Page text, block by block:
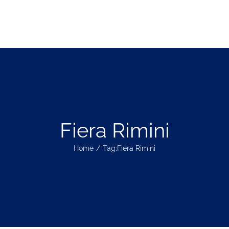
Fiera Rimini
Home Tag:Fiera Rimini